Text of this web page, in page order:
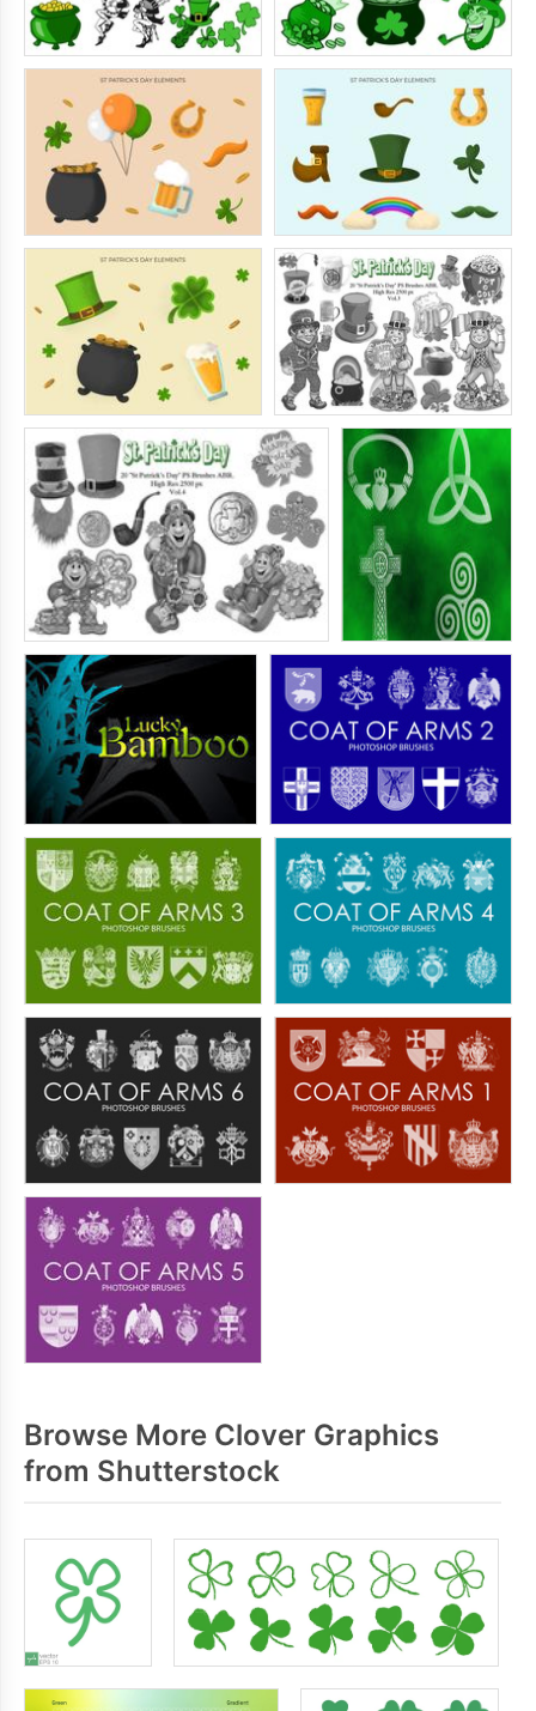
Browse More Clover Graphics
from Shutterstock